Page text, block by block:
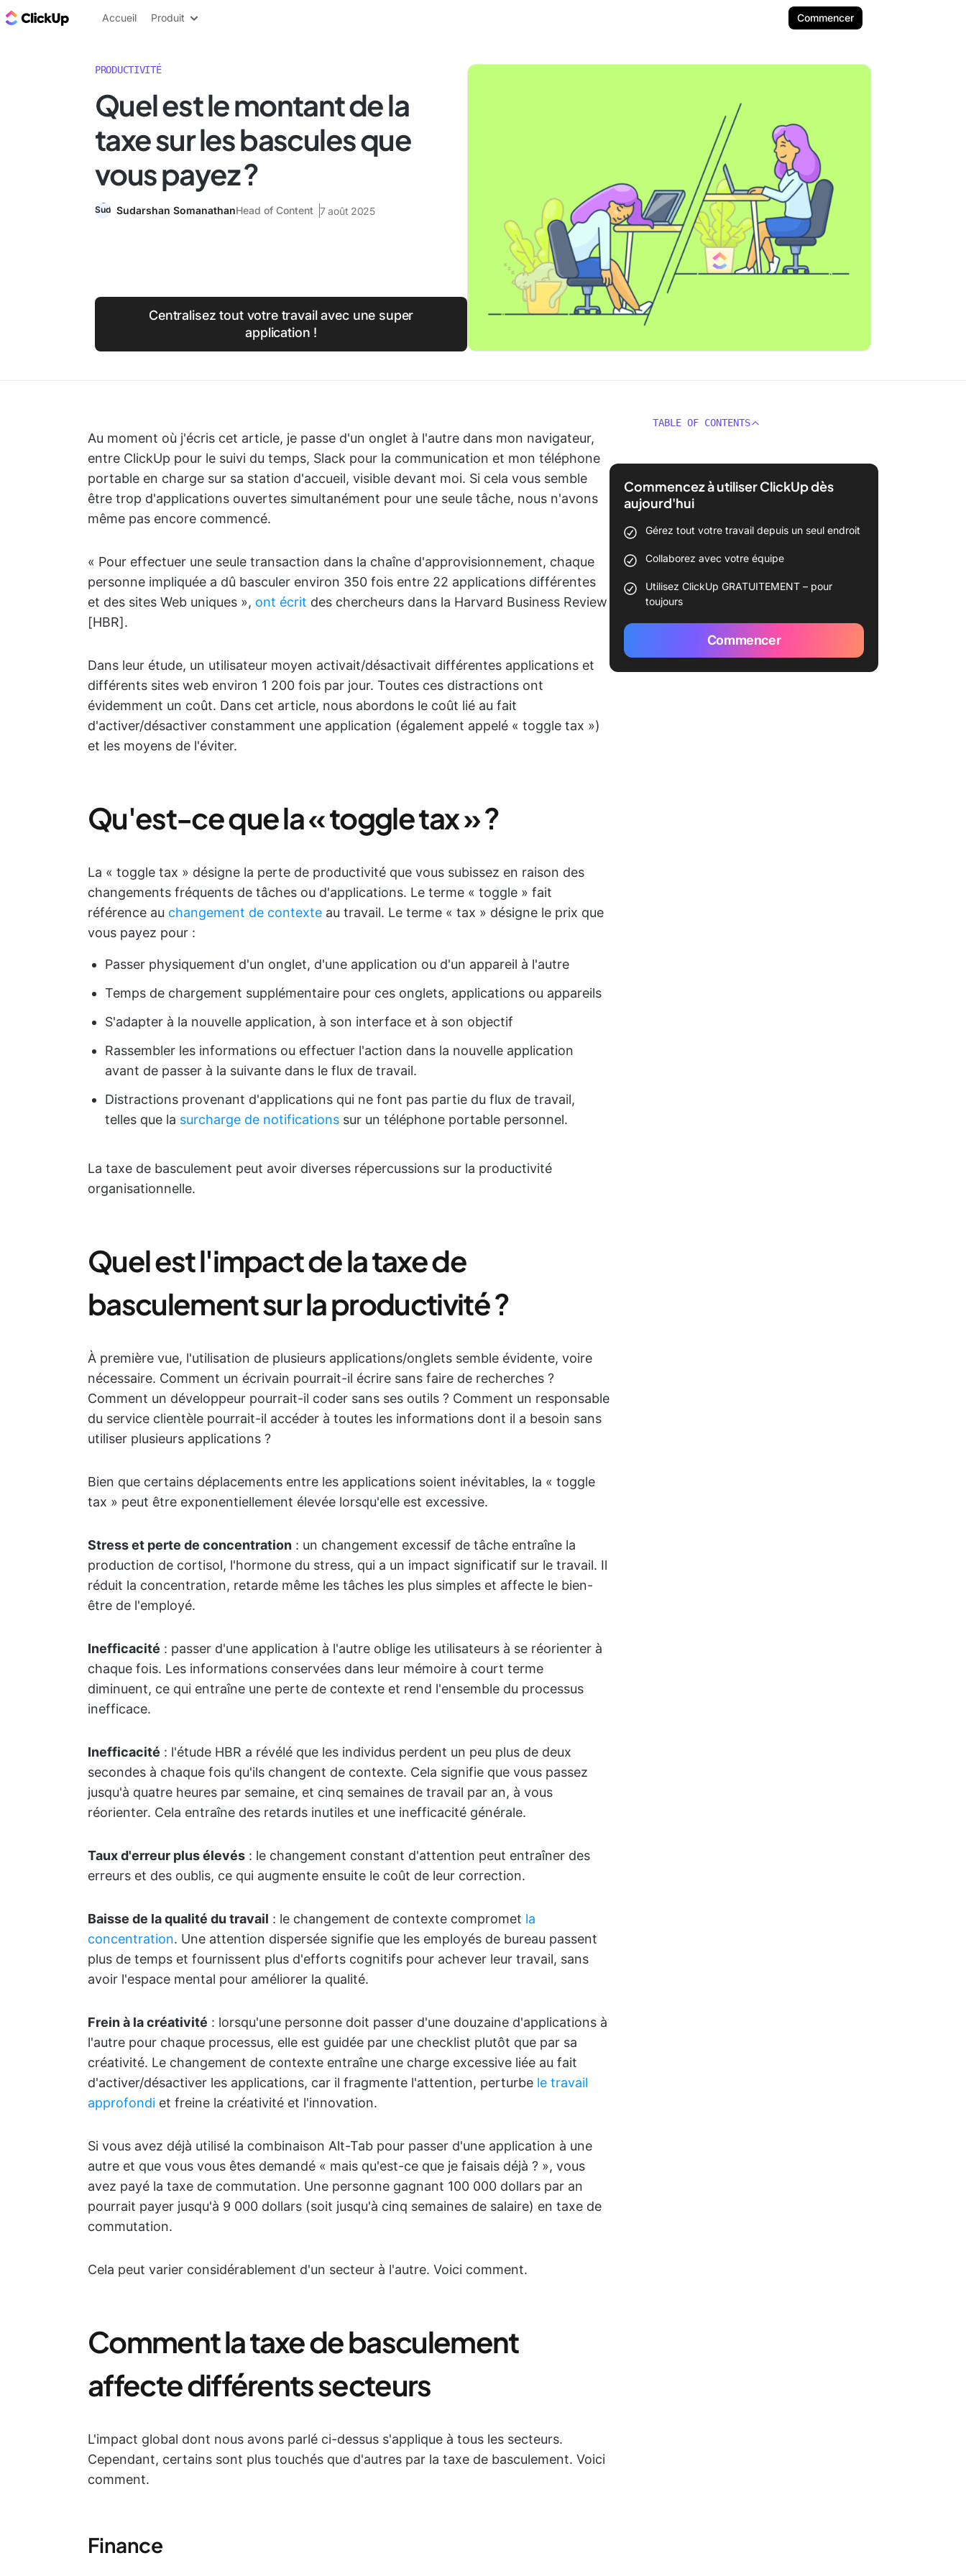
ClickUp Blog
Accueil Produit Commencer
PRODUCTIVITÉ
Quel est le montant de la
taxe sur les bascules que
vous payez ?
Sudarshan SomanathanHead of Content 7 août 2025
Centralisez tout votre travail avec une super
application !
Au moment où j'écris cet article, je passe d'un onglet à l'autre dans mon navigateur,
entre ClickUp pour le suivi du temps, Slack pour la communication et mon téléphone
portable en charge sur sa station d'accueil, visible devant moi. Si cela vous semble
être trop d'applications ouvertes simultanément pour une seule tâche, nous n'avons
même pas encore commencé.
« Pour effectuer une seule transaction dans la chaîne d'approvisionnement, chaque
personne impliquée a dû basculer environ 350 fois entre 22 applications différentes
et des sites Web uniques », ont écrit des chercheurs dans la Harvard Business Review
[HBR].
Dans leur étude, un utilisateur moyen activait/désactivait différentes applications et
différents sites web environ 1 200 fois par jour. Toutes ces distractions ont
évidemment un coût. Dans cet article, nous abordons le coût lié au fait
d'activer/désactiver constamment une application (également appelé « toggle tax »)
et les moyens de l'éviter.
Qu'est-ce que la « toggle tax » ?
La « toggle tax » désigne la perte de productivité que vous subissez en raison des
changements fréquents de tâches ou d'applications. Le terme « toggle » fait
référence au changement de contexte au travail. Le terme « tax » désigne le prix que
vous payez pour :
Passer physiquement d'un onglet, d'une application ou d'un appareil à l'autre
Temps de chargement supplémentaire pour ces onglets, applications ou appareils
S'adapter à la nouvelle application, à son interface et à son objectif
Rassembler les informations ou effectuer l'action dans la nouvelle application
avant de passer à la suivante dans le flux de travail.
Distractions provenant d'applications qui ne font pas partie du flux de travail,
telles que la surcharge de notifications sur un téléphone portable personnel.
La taxe de basculement peut avoir diverses répercussions sur la productivité
organisationnelle.
Quel est l'impact de la taxe de
basculement sur la productivité ?
À première vue, l'utilisation de plusieurs applications/onglets semble évidente, voire
nécessaire. Comment un écrivain pourrait-il écrire sans faire de recherches ?
Comment un développeur pourrait-il coder sans ses outils ? Comment un responsable
du service clientèle pourrait-il accéder à toutes les informations dont il a besoin sans
utiliser plusieurs applications ?
Bien que certains déplacements entre les applications soient inévitables, la « toggle
tax » peut être exponentiellement élevée lorsqu'elle est excessive.
Stress et perte de concentration : un changement excessif de tâche entraîne la
production de cortisol, l'hormone du stress, qui a un impact significatif sur le travail. Il
réduit la concentration, retarde même les tâches les plus simples et affecte le bien-
être de l'employé.
Inefficacité : passer d'une application à l'autre oblige les utilisateurs à se réorienter à
chaque fois. Les informations conservées dans leur mémoire à court terme
diminuent, ce qui entraîne une perte de contexte et rend l'ensemble du processus
inefficace.
Inefficacité : l'étude HBR a révélé que les individus perdent un peu plus de deux
secondes à chaque fois qu'ils changent de contexte. Cela signifie que vous passez
jusqu'à quatre heures par semaine, et cinq semaines de travail par an, à vous
réorienter. Cela entraîne des retards inutiles et une inefficacité générale.
Taux d'erreur plus élevés : le changement constant d'attention peut entraîner des
erreurs et des oublis, ce qui augmente ensuite le coût de leur correction.
Baisse de la qualité du travail : le changement de contexte compromet la
concentration. Une attention dispersée signifie que les employés de bureau passent
plus de temps et fournissent plus d'efforts cognitifs pour achever leur travail, sans
avoir l'espace mental pour améliorer la qualité.
Frein à la créativité : lorsqu'une personne doit passer d'une douzaine d'applications à
l'autre pour chaque processus, elle est guidée par une checklist plutôt que par sa
créativité. Le changement de contexte entraîne une charge excessive liée au fait
d'activer/désactiver les applications, car il fragmente l'attention, perturbe le travail
approfondi et freine la créativité et l'innovation.
Si vous avez déjà utilisé la combinaison Alt-Tab pour passer d'une application à une
autre et que vous vous êtes demandé « mais qu'est-ce que je faisais déjà ? », vous
avez payé la taxe de commutation. Une personne gagnant 100 000 dollars par an
pourrait payer jusqu'à 9 000 dollars (soit jusqu'à cinq semaines de salaire) en taxe de
commutation.
Cela peut varier considérablement d'un secteur à l'autre. Voici comment.
Comment la taxe de basculement
affecte différents secteurs
L'impact global dont nous avons parlé ci-dessus s'applique à tous les secteurs.
Cependant, certains sont plus touchés que d'autres par la taxe de basculement. Voici
comment.
Finance
TABLE OF CONTENTS
Commencez à utiliser ClickUp dès
aujourd'hui
Gérez tout votre travail depuis un seul endroit
Collaborez avec votre équipe
Utilisez ClickUp GRATUITEMENT – pour
toujours
Commencer